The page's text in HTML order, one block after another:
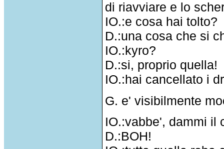
di riavviare e lo
IO.:e cosa hai tolto?
D.:una cosa che si
IO.:kyro?
D.:si, proprio quella!
IO.:hai cancellato i
G. e' visibilmente
IO.:vabbe', dammi il
D.:BOH!